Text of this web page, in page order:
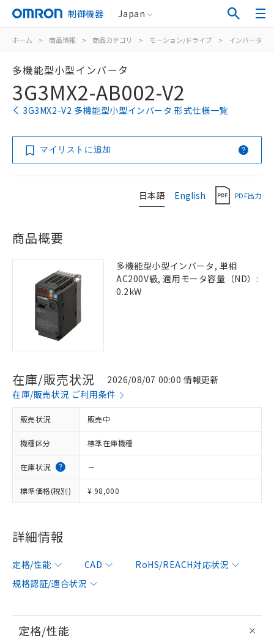
制御機器 Japan
ホーム > 商品情報 > 商品カテゴリ > モーション/ドライブ > インバータ
多機能型小型インバータ
3G3MX2-AB002-V2
3G3MX2-V2 多機能型小型インバータ 形式仕様一覧
マイリストに追加
日本語 English PDF出力
商品概要
多機能型小型インバータ, 単相
AC200V級, 適用モータ容量（ND）:
0.2kW
在庫/販売状況
2026/08/07 00:00 情報更新
在庫/販売状況 ご利用条件
販売状況 販売中
機種区分 標準在庫機種
在庫状況 －
標準価格(税別) ¥ 98,000
詳細情報
定格/性能 CAD
RoHS/REACH対応状況
規格認証/適合状況
定格/性能